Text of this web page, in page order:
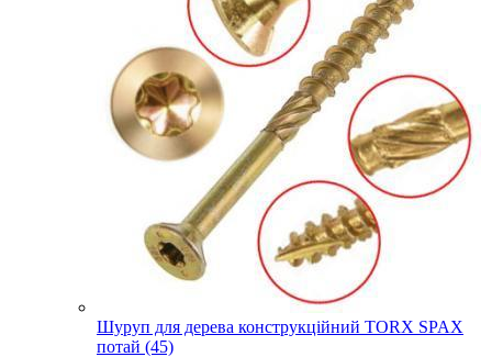
Шуруп для дерева конструкційний TORX SPAX
потай (45)